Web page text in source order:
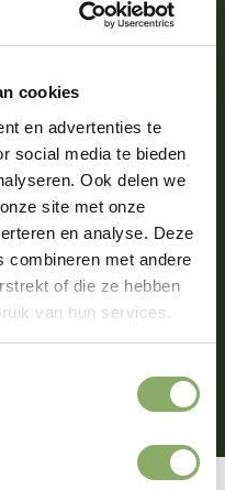
cookies
en advertenties te
social media te bieden
Ook delen we
site met onze
en analyse. Deze
combineren met andere
of die ze hebben
van hun services.
de wereld van
van de
staat
geniet van de
nog een
culinaire avontuur
recepten